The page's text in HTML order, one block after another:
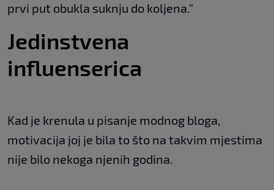
prvi put obukla suknju do koljena."
Jedinstvena
influenserica
Kad je krenula u pisanje modnog bloga,
motivacija joj je bila to što na takvim mjestima
nije bilo nekoga njenih godina.